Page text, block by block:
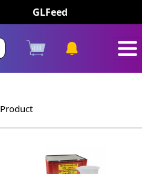
GLFeed
Product